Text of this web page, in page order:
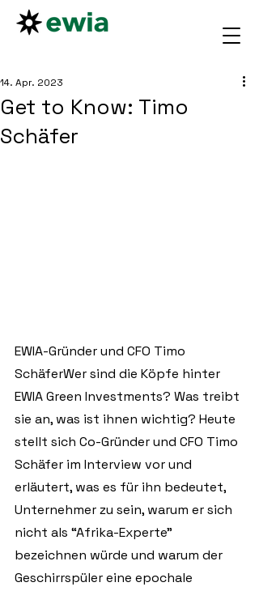
Get to Know: Timo
Schäfer
14. Apr. 2023
EWIA-Gründer und CFO Timo
SchäferWer sind die Köpfe hinter
EWIA Green Investments? Was treibt
sie an, was ist ihnen wichtig? Heute
stellt sich Co-Gründer und CFO Timo
Schäfer im Interview vor und
erläutert, was es für ihn bedeutet,
Unternehmer zu sein, warum er sich
nicht als “Afrika-Experte”
bezeichnen würde und warum der
Geschirrspüler eine epochale